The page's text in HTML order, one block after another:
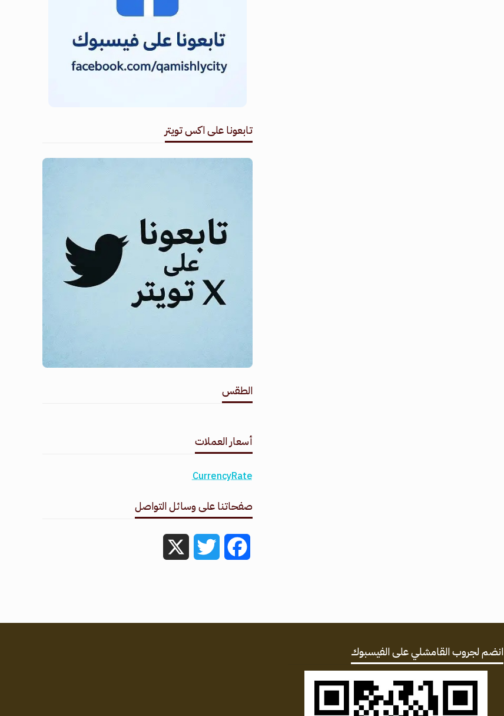
تابعونا على اكس تويتر
الطقس
أسعار العملات
CurrencyRate
صفحاتنا على وسائل التواصل
Facebook
Twitter
انضم لجروب القامشلي على الفيسبوك